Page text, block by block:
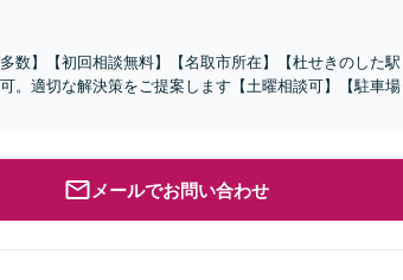
数】【初回相談無料】【名取市所在】【杜せきのした駅
。適切な解決策をご提案します【土曜相談可】【駐車場
メールでお問い合わせ